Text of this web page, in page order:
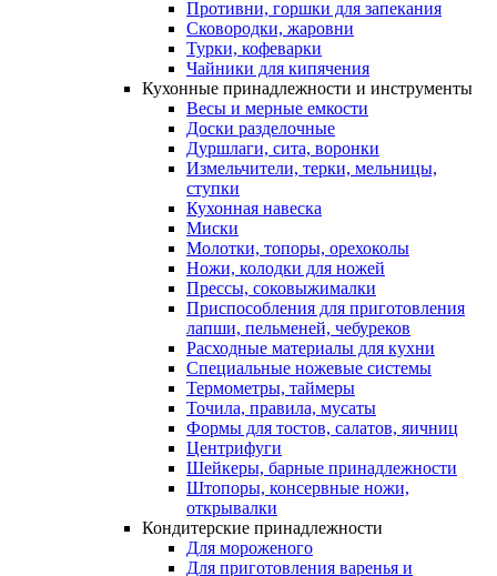
Противни, горшки для запекания
Сковородки, жаровни
Турки, кофеварки
Чайники для кипячения
Кухонные принадлежности и инструменты
Весы и мерные емкости
Доски разделочные
Дуршлаги, сита, воронки
Измельчители, терки, мельницы,
ступки
Кухонная навеска
Миски
Молотки, топоры, орехоколы
Ножи, колодки для ножей
Прессы, соковыжималки
Приспособления для приготовления
лапши, пельменей, чебуреков
Расходные материалы для кухни
Специальные ножевые системы
Термометры, таймеры
Точила, правила, мусаты
Формы для тостов, салатов, яичниц
Центрифуги
Шейкеры, барные принадлежности
Штопоры, консервные ножи,
открывалки
Кондитерские принадлежности
Для мороженого
Для приготовления варенья и